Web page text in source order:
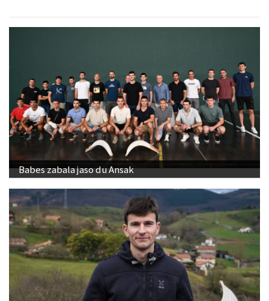
Babes zabala jaso du Ansak